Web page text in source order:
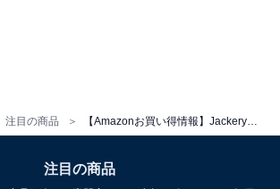
注目の商品
注目の商品